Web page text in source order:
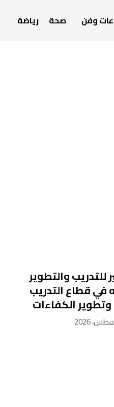
وفن صحة رياضة
للتدريب والتطوير
في قطاع التدريب
الكفاءات